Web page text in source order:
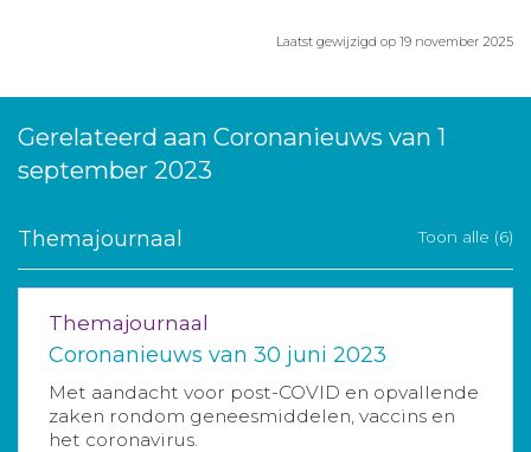
Laatst gewijzigd op 19 november 2025
Gerelateerd aan Coronanieuws van 1
september 2023
Themajournaal Toon alle (6)
Themajournaal
Coronanieuws van 30 juni 2023
Met aandacht voor post-COVID en opvallende
zaken rondom geneesmiddelen, vaccins en
het coronavirus.